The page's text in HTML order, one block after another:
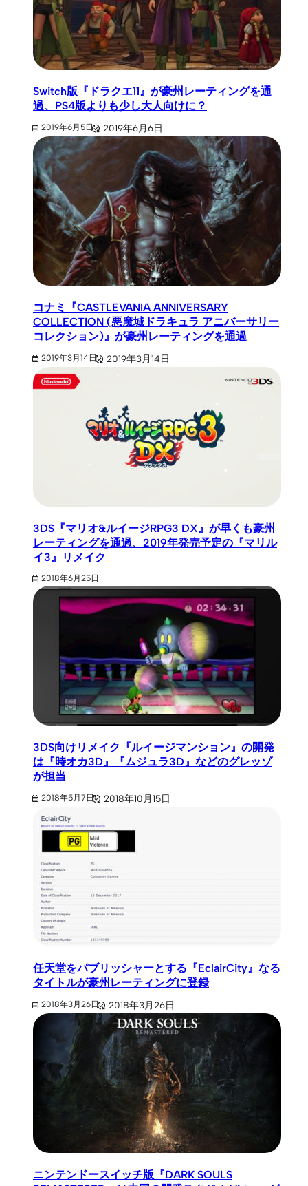
Switch版『ドラクエ11』が豪州レーティングを通
過、PS4版よりも少し大人向けに？
2019年6月5日 2019年6月6日
コナミ『CASTLEVANIA ANNIVERSARY
COLLECTION (悪魔城ドラキュラ アニバーサリー
コレクション)』が豪州レーティングを通過
2019年3月14日 2019年3月14日
3DS『マリオ&ルイージRPG3 DX』が早くも豪州
レーティングを通過、2019年発売予定の『マリル
イ3』リメイク
2018年6月25日
3DS向けリメイク『ルイージマンション』の開発
は『時オカ3D』『ムジュラ3D』などのグレッゾ
が担当
2018年5月7日 2018年10月15日
任天堂をパブリッシャーとする『EclairCity』なる
タイトルが豪州レーティングに登録
2018年3月26日 2018年3月26日
ニンテンドースイッチ版『DARK SOULS